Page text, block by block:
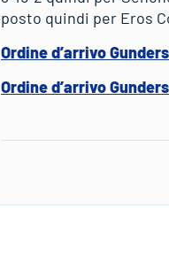
posto quindi per Eros
Ordine d’arrivo
Ordine d’arrivo